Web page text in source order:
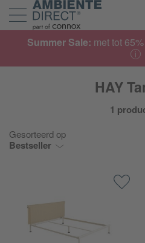
Home
Navigatie uit- en inklappen
Summer Sale: met tot
HAY
1
Gesorteerd op
Bestseller